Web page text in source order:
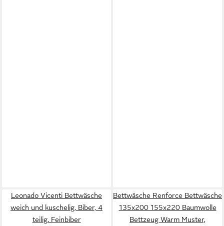
Leonado Vicenti Bettwäsche
weich und kuschelig, Biber, 4
teilig, Feinbiber
Bettwäsche Renforce Bettwäsche
135x200 155x220 Baumwolle
Bettzeug Warm Muster,